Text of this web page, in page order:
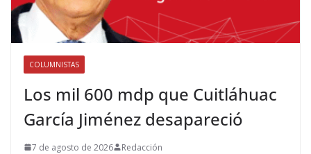
COLUMNISTAS
Los mil 600 mdp que Cuitláhuac
García Jiménez desapareció
7 de agosto de 2026 Redacción